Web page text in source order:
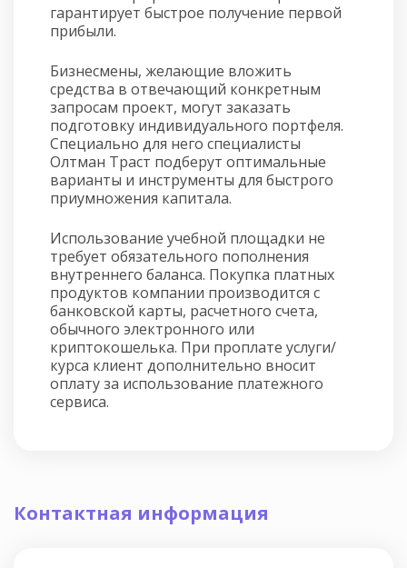
гарантирует быстрое получение первой
прибыли.
Бизнесмены, желающие вложить
средства в отвечающий конкретным
запросам проект, могут заказать
подготовку индивидуального портфеля.
Специально для него специалисты
Олтман Траст подберут оптимальные
варианты и инструменты для быстрого
приумножения капитала.
Использование учебной площадки не
требует обязательного пополнения
внутреннего баланса. Покупка платных
продуктов компании производится с
банковской карты, расчетного счета,
обычного электронного или
криптокошелька. При проплате услуги/
курса клиент дополнительно вносит
оплату за использование платежного
сервиса.
Контактная информация